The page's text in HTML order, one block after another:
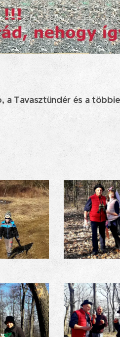
a Tavasztündér és a